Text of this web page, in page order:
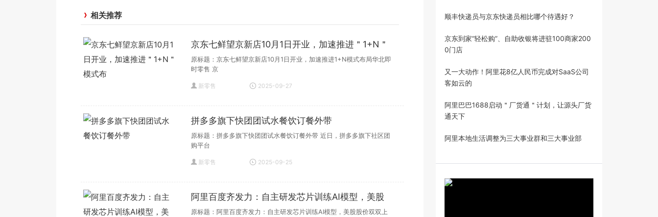
相关推荐
京东七鲜望京新店10月1日开业，加速推进＂1+N＂
模式布
原标题：京东七鲜望京新店10月1日开业，加速推进1+N模式布局华北即
时零售 京
新零售
2025-09-27
拼多多旗下快团团试水餐饮订餐外带
原标题：拼多多旗下快团团试水餐饮订餐外带 近日，拼多多旗下社区团
购平台
新零售
2025-09-25
​阿里百度齐发力：自主研发芯片训练AI模型，美股
股
原标题：​阿里百度齐发力：自主研发芯片训练AI模型，美股股价双双上
顺丰快递员与京东快递员相比哪个待遇好？
京东到家“轻松购”、自助收银将进驻100商家200
0门店
又一大动作！阿里花8亿人民币完成对SaaS公司
客如云的
阿里巴巴1688启动＂厂货通＂计划，让源头厂货
通天下
阿里本地生活调整为三大事业群和三大事业部